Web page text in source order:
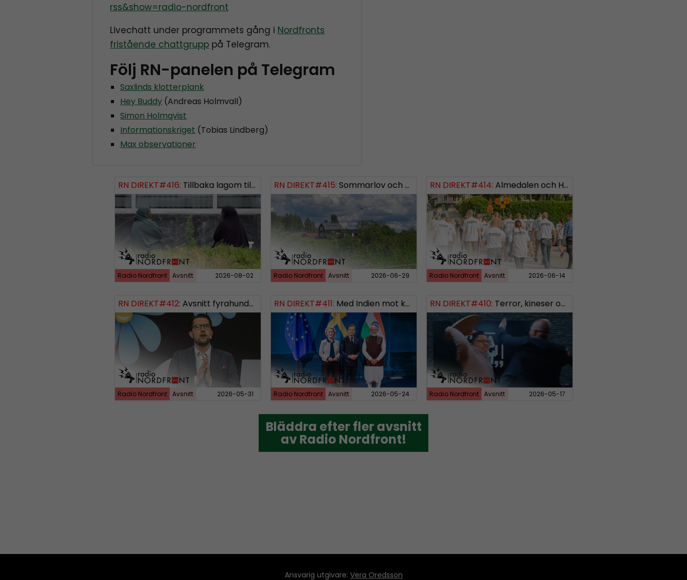
rss&show=radio-nordfront
Livechatt under programmets gång i Nordfronts
fristående chattgrupp på Telegram.
Följ RN-panelen på Telegram
Saxlinds klotterplank
Hey Buddy (Andreas Holmvall)
Simon Holmqvist
Informationskriget (Tobias Lindberg)
Max observationer
RN DIREKT#416: Tillbaka lagom till främlingsinvasionen SWISH: 0738958452
Radio Nordfront Avsnitt 2026-08-02
RN DIREKT#415: Sommarlov och prepping SWISH: 0738958452
Radio Nordfront Avsnitt 2026-06-29
RN DIREKT#414: Almedalen och Hübinettes fall
Radio Nordfront Avsnitt 2026-06-14
RN DIREKT#412: Avsnitt fyrahundratolv SWISH: 0700738064
Radio Nordfront Avsnitt 2026-05-31
RN DIREKT#411: Med Indien mot kosmos SWISH: 0700738064
Radio Nordfront Avsnitt 2026-05-24
RN DIREKT#410: Terror, kineser och AI SWISH: 0700738064
Radio Nordfront Avsnitt 2026-05-17
Bläddra efter fler avsnitt
av Radio Nordfront!
Bläddra efter fler avsnitt
av Radio Nordfront!
Ansvarig utgivare: Vera Oredsson